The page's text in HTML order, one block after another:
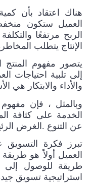
هناك اعتقاد بأن
العميل ستكون
الربح مرتفعًا
الإنتاج يتطلب
يتصور مفهوم المنتج
إلى تلبية احتياجات
والأداء والابتكار هي
وبالمثل ، فإن
الخدمة على كثافة
عن التنوع .الغرض
تبرز فكرة التسويق
العميل أولاً هو طريقة
طريقة للوصول إلى
استراتيجية تسويق